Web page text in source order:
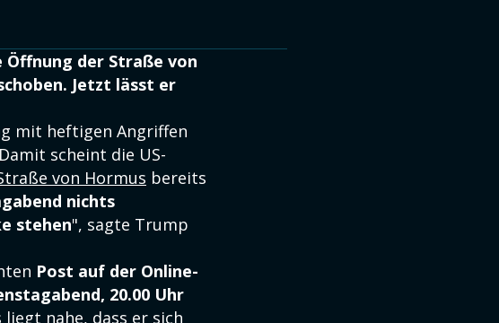
der Straße von
Jetzt lässt er
mit heftigen Angriffen
scheint die US-
von Hormus bereits
nichts
stehen", sagte Trump
Post auf der Online-
20.00 Uhr
liegt nahe, dass er sich